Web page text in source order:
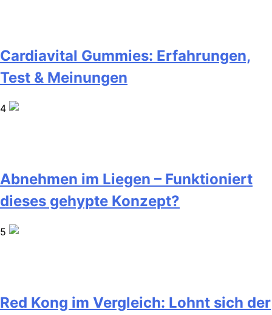
Cardiavital Gummies: Erfahrungen,
Test & Meinungen
4
Abnehmen im Liegen – Funktioniert
dieses gehypte Konzept?
5
Red Kong im Vergleich: Lohnt sich der